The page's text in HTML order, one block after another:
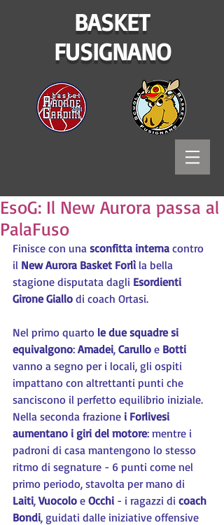
BASKET
FUSIGNANO
EsoG: Il New Aurora passa al
PalaFuso
Finisce con una sconfitta interna contro
il New Aurora Basket Forlì la bella
stagione disputata dagli Esordienti
Girone Giallo di coach Ortasi.
Nel primo quarto le due squadre si
equivalgono: Amadei, Carullo e Botti
vanno a segno per i locali, gli ospiti
impattano con altrettanti punti che
sanciscono il perfetto equilibrio iniziale.
Nella seconda frazione i Forlivesi
aumentano i giri del motore: mentre i
padroni di casa mantengono lo stesso
ritmo di segnature - 6 punti come nel
primo periodo, stavolta per mano di
Laiti, Vuocolo e Occhi - i ragazzi di coach
Bondi, guidati dalle iniziative offensive